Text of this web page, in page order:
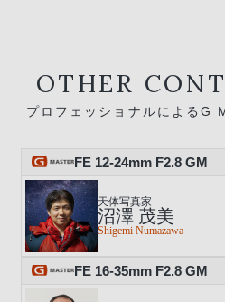
OTHER
プロフェッショナルによるG
FE 12-24mm F2.8 GM
天体写真家
沼澤 茂美
Shigemi Numazawa
FE 16-35mm F2.8 GM